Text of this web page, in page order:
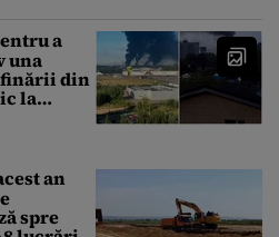
a
una
din
la
an
spre